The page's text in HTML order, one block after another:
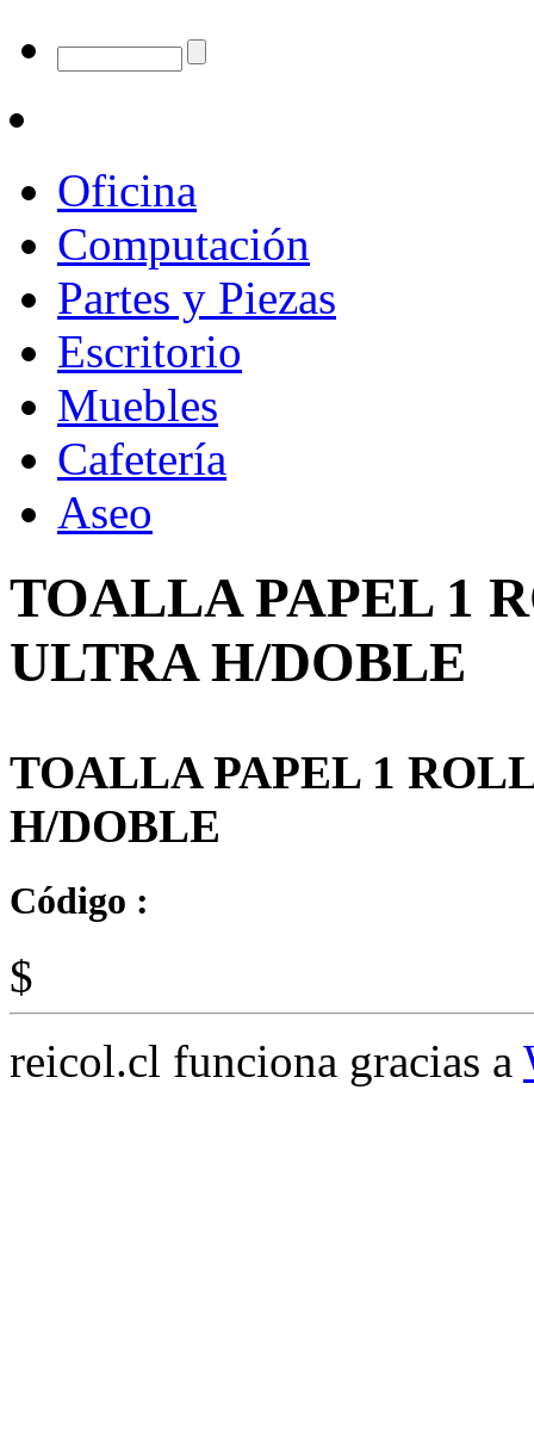
Oficina
Computación
Partes y Piezas
Escritorio
Muebles
Cafetería
Aseo
TOALLA PAPEL 1
ULTRA H/DOBLE
TOALLA PAPEL 1
H/DOBLE
Código :
$
reicol.cl funciona gracias a